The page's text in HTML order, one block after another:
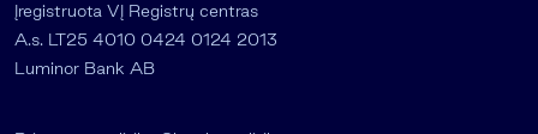
Įregistruota VĮ Registrų centras
A.s. LT25 4010 0424 0124 2013
Luminor Bank AB